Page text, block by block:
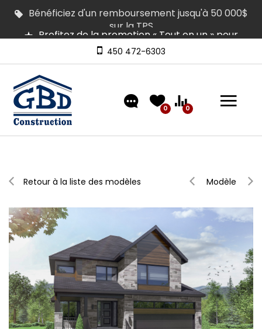
Profitez de la promotion « Tout en un » pour
équiper votre maison
Plusieurs maisons en inventaire pour occupation
rapide | Venez les visiter
Découvrez nos modèles comprenant un
aménagement extérieur de type « clé en main »
450 472-6303
0 0
Retour à la liste des modèles Modèle